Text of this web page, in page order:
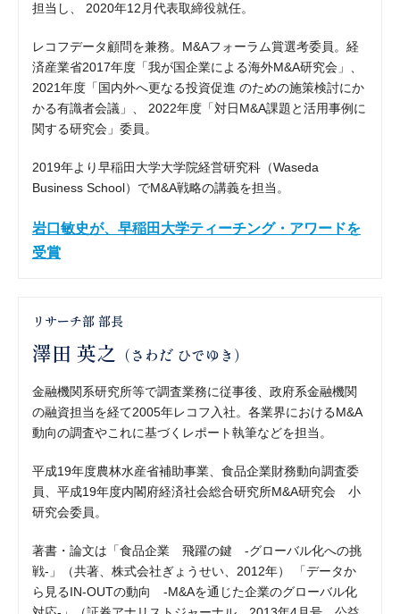
担当し、 2020年12月代表取締役就任。
レコフデータ顧問を兼務。M&Aフォーラム賞選考委員。経
済産業省2017年度「我が国企業による海外M&A研究会」、
2021年度「国内外へ更なる投資促進 のための施策検討にか
かる有識者会議」、 2022年度「対日M&A課題と活用事例に
関する研究会」委員。
2019年より早稲田大学大学院経営研究科（Waseda
Business School）でM&A戦略の講義を担当。
岩口敏史が、早稲田大学ティーチング・アワードを
受賞
リサーチ部 部長
澤田 英之 （さわだ ひでゆき）
金融機関系研究所等で調査業務に従事後、政府系金融機関
の融資担当を経て2005年レコフ入社。各業界におけるM&A
動向の調査やこれに基づくレポート執筆などを担当。
平成19年度農林水産省補助事業、食品企業財務動向調査委
員、平成19年度内閣府経済社会総合研究所M&A研究会 小
研究会委員。
著書・論文は「食品企業 飛躍の鍵 -グローバル化への挑
戦-」（共著、株式会社ぎょうせい、2012年） 「データか
ら見るIN-OUTの動向 -M&Aを通じた企業のグローバル化